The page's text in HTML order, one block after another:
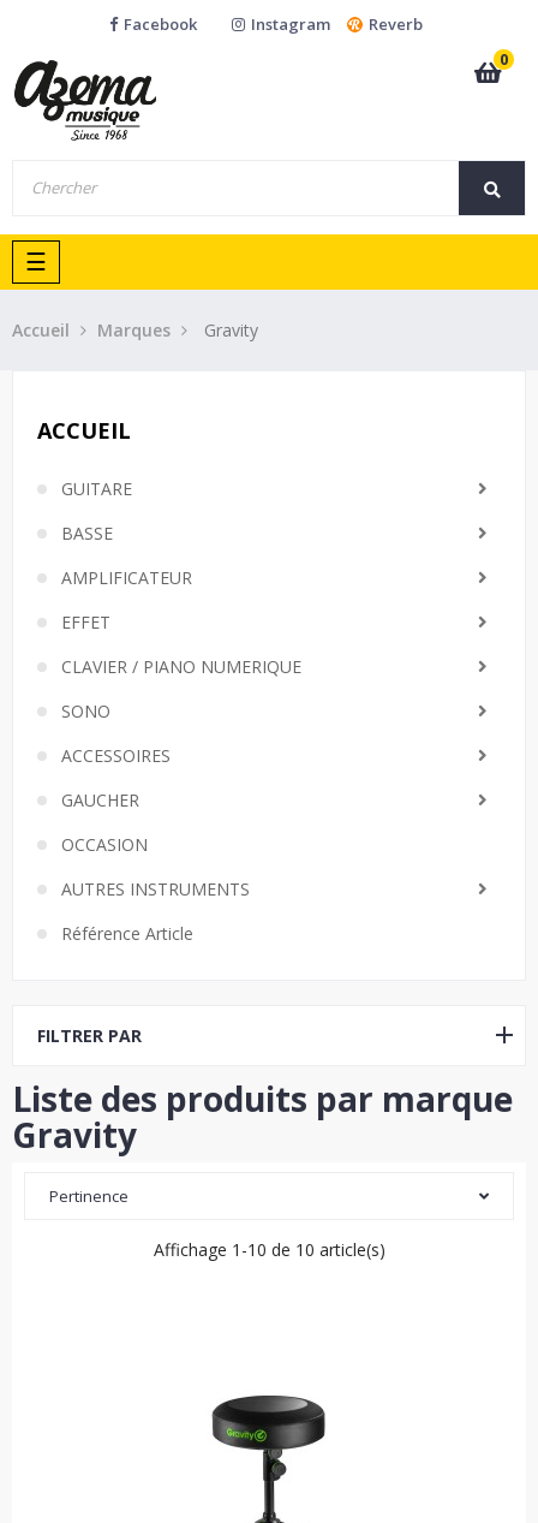
Facebook Instagram
Reverb
0
Basculer
la
navigation
☰
Accueil Marques Gravity
ACCUEIL
GUITARE
BASSE
AMPLIFICATEUR
EFFET
CLAVIER / PIANO NUMERIQUE
SONO
ACCESSOIRES
GAUCHER
OCCASION
AUTRES INSTRUMENTS
Référence Article
FILTRER PAR
Liste des produits par marque
Gravity
Pertinence
Affichage 1-10 de 10 article(s)